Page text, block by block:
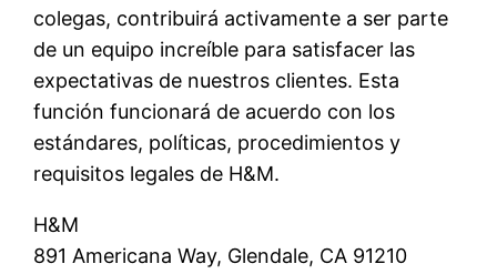
colegas, contribuirá activamente a ser parte
de un equipo increíble para satisfacer las
expectativas de nuestros clientes. Esta
función funcionará de acuerdo con los
estándares, políticas, procedimientos y
requisitos legales de H&M.
H&M
891 Americana Way, Glendale, CA 91210